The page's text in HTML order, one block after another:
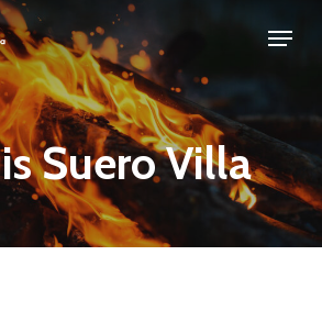
Menu
Suero Villa